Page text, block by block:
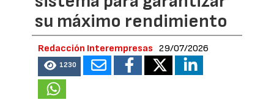
su máximo rendimiento
Redacción Interempresas 29/07/2026
1230